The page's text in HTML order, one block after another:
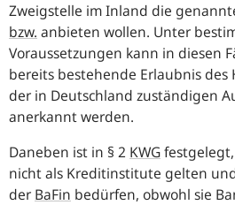
Zweigstelle im Inland die
bzw. anbieten wollen. Unter
Voraussetzungen kann in diesen
bereits bestehende Erlaubnis des
der in Deutschland zuständigen
anerkannt werden.
Daneben ist in § 2 KWG
nicht als Kreditinstitute gelten
der BaFin bedürfen, obwohl sie